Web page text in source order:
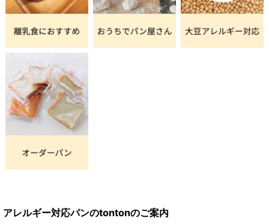
アレルギー対応パンのtontonのご案内